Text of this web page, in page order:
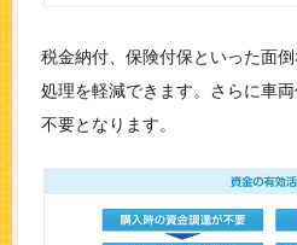
税金納付、保険付保といった面
処理を軽減できます。さらに車
不要となります。